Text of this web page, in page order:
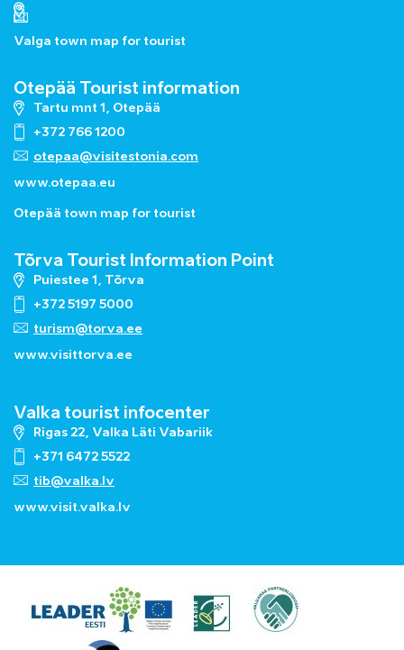
Valga town map for tourist
Otepää Tourist information
Tartu mnt 1, Otepää
+372 766 1200
otepaa@visitestonia.com
www.otepaa.eu
Otepää town map for tourist
Tõrva Tourist Information Point
Puiestee 1, Tõrva
+372 5197 5000
turism@torva.ee
www.visittorva.ee
Valka tourist infocenter
Rigas 22, Valka Läti Vabariik
+371 6472 5522
tib@valka.lv
www.visit.valka.lv